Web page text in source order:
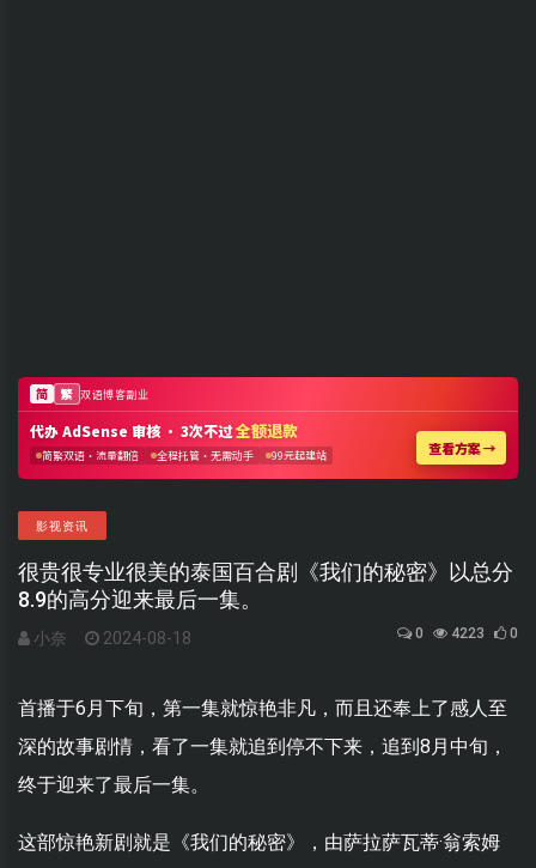
影视资讯
很贵很专业很美的泰国百合剧《我们的秘密》以总分
8.9的高分迎来最后一集。
小奈 2024-08-18 0 4223 0
首播于6月下旬，第一集就惊艳非凡，而且还奉上了感人至
深的故事剧情，看了一集就追到停不下来，追到8月中旬，
终于迎来了最后一集。
这部惊艳新剧就是《我们的秘密》，由萨拉萨瓦蒂·翁索姆